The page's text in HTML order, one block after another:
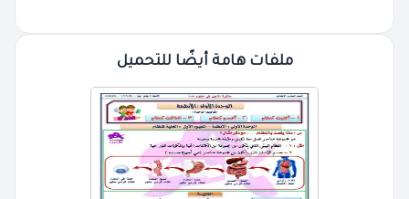
ملفات هامة أيضًا للتحميل